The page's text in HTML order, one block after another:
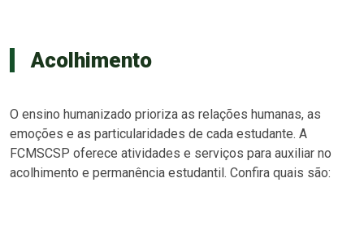
Acolhimento
O ensino humanizado prioriza as relações humanas, as
emoções e as particularidades de cada estudante. A
FCMSCSP oferece atividades e serviços para auxiliar no
acolhimento e permanência estudantil. Confira quais são: